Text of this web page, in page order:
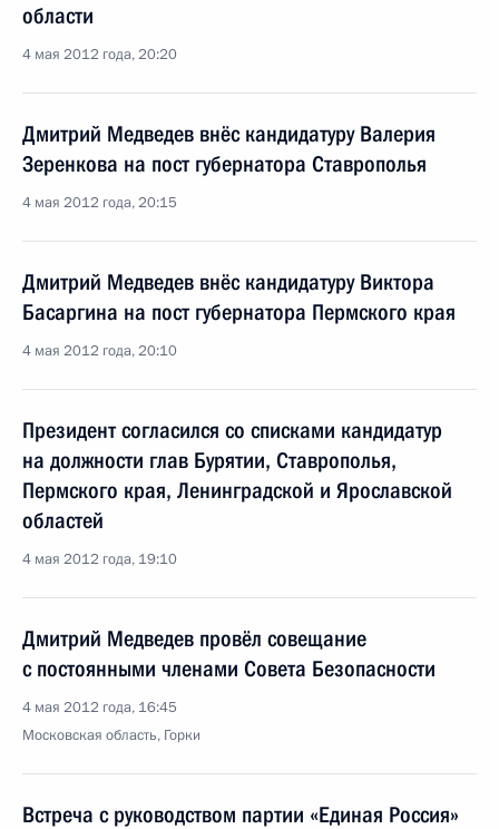
области
4 мая 2012 года, 20:20
Дмитрий Медведев внёс кандидатуру Валерия
Зеренкова на пост губернатора Ставрополья
4 мая 2012 года, 20:15
Дмитрий Медведев внёс кандидатуру Виктора
Басаргина на пост губернатора Пермского края
4 мая 2012 года, 20:10
Президент согласился со списками кандидатур
на должности глав Бурятии, Ставрополья,
Пермского края, Ленинградской и Ярославской
областей
4 мая 2012 года, 19:10
Дмитрий Медведев провёл совещание
с постоянными членами Совета Безопасности
4 мая 2012 года, 16:45
Московская область, Горки
Встреча с руководством партии «Единая Россия»